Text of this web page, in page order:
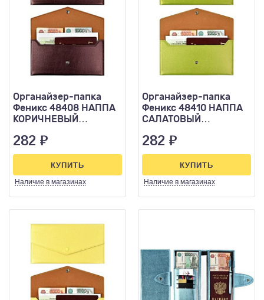
Органайзер-папка
Феникс 48408 НАППА
КОРИЧНЕВЫЙ
кнопка
282 ₽
Наличие в магазинах
КУПИТЬ
Органайзер-папка
Феникс 48410 НАППА
САЛАТОВЫЙ
кнопка
282 ₽
Наличие в магазинах
КУПИТЬ